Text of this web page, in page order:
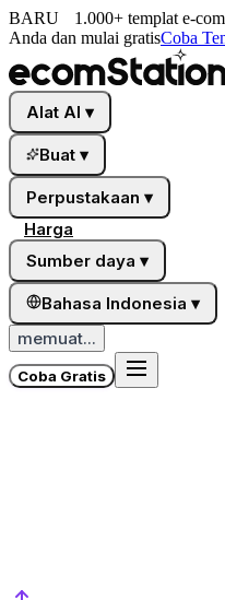
BARU
1.000+ templat e-
Anda dan mulai gratisCoba
Alat AI ▾
Buat ▾
Perpustakaan ▾
Harga
Sumber daya ▾
Bahasa Indonesia ▾
memuat...
Coba Gratis